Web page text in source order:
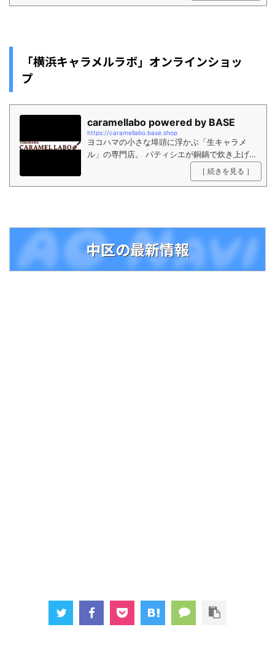
「横浜キャラメルラボ」オンラインショッ
プ
caramellabo powered by BASE
https://caramellabo.base.shop
ヨコハマの小さな埠頭に浮かぶ「生キャラメ
ル」の専門店。 パティシエが銅鍋で炊き上げ
る色とりどりの生キャラメルは 研究を重ねて
たどりついた、口の中でとろける至福の生食
［ 続きを見る ］
中区の最新情報